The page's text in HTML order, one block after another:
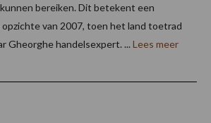
bereiken. Dit betekent een
van 2007, toen het land toetrad
Gheorghe handelsexpert. ... Lees meer